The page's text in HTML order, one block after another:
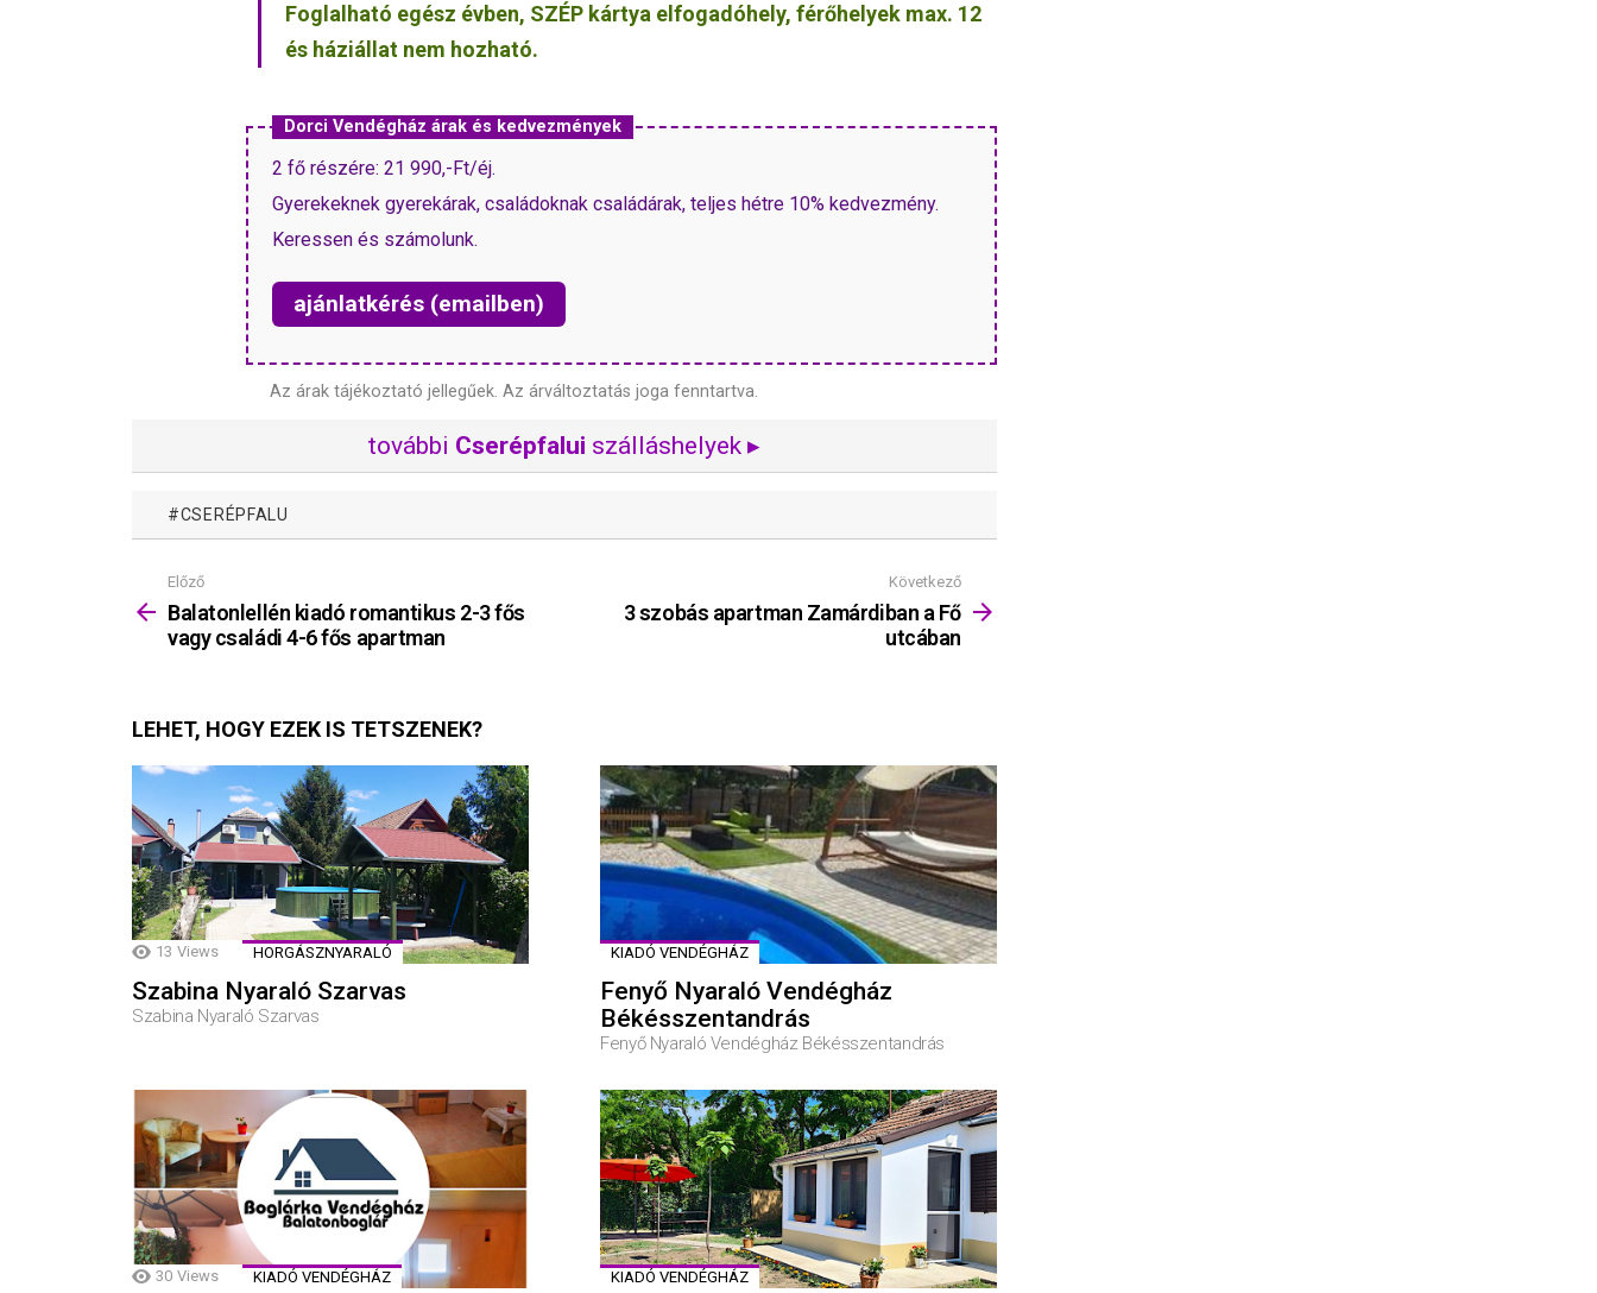
Foglalható egész évben, SZÉP kártya elfogadóhely, férőhelyek max. 12
és háziállat nem hozható.
Dorci Vendégház árak és kedvezmények
2 fő részére: 21 990,-Ft/éj.
Gyerekeknek gyerekárak, családoknak családárak, teljes hétre 10% kedvezmény.
Keressen és számolunk.
ajánlatkérés (emailben)
Az árak tájékoztató jellegűek. Az árváltoztatás joga fenntartva.
további Cserépfalui szálláshelyek ▸
CSERÉPFALU
Mutass
többet
Előző
Balatonlellén kiadó romantikus 2-3 fős
vagy családi 4-6 fős apartman
Következő
3 szobás apartman Zamárdiban a Fő
utcában
LEHET, HOGY EZEK IS TETSZENEK?
13 Views HORGÁSZNYARALÓ
Szabina Nyaraló Szarvas
Szabina Nyaraló Szarvas
KIADÓ VENDÉGHÁZ
Fenyő Nyaraló Vendégház
Békésszentandrás
Fenyő Nyaraló Vendégház Békésszentandrás
30 Views KIADÓ VENDÉGHÁZ KIADÓ VENDÉGHÁZ